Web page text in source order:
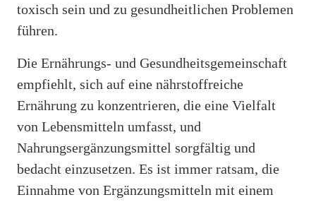
toxisch sein und zu gesundheitlichen Problemen
führen.
Die Ernährungs- und Gesundheitsgemeinschaft
empfiehlt, sich auf eine nährstoffreiche
Ernährung zu konzentrieren, die eine Vielfalt
von Lebensmitteln umfasst, und
Nahrungsergänzungsmittel sorgfältig und
bedacht einzusetzen. Es ist immer ratsam, die
Einnahme von Ergänzungsmitteln mit einem